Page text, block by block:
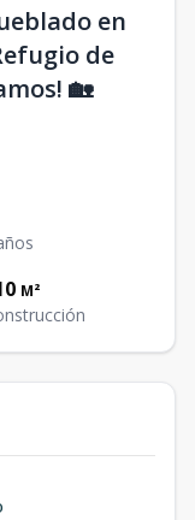
en
de
🏡
M²